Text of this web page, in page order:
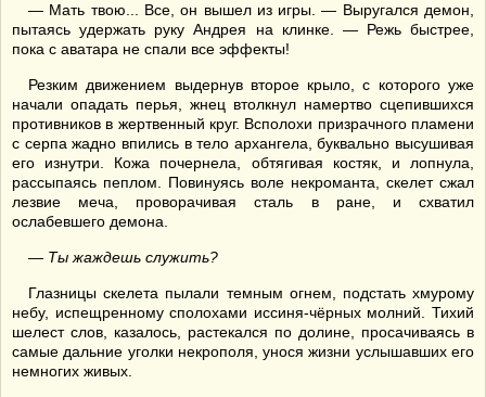
— Мать твою... Все, он вышел из игры. — Выругался демон,
пытаясь удержать руку Андрея на клинке. — Режь быстрее,
пока с аватара не спали все эффекты!
Резким движением выдернув второе крыло, с которого уже
начали опадать перья, жнец втолкнул намертво сцепившихся
противников в жертвенный круг. Всполохи призрачного пламени
с серпа жадно впились в тело архангела, буквально высушивая
его изнутри. Кожа почернела, обтягивая костяк, и лопнула,
рассыпаясь пеплом. Повинуясь воле некроманта, скелет сжал
лезвие меча, проворачивая сталь в ране, и схватил
ослабевшего демона.
— Ты жаждешь служить?
Глазницы скелета пылали темным огнем, подстать хмурому
небу, испещренному сполохами иссиня-чёрных молний. Тихий
шелест слов, казалось, растекался по долине, просачиваясь в
самые дальние уголки некрополя, унося жизни услышавших его
немногих живых.